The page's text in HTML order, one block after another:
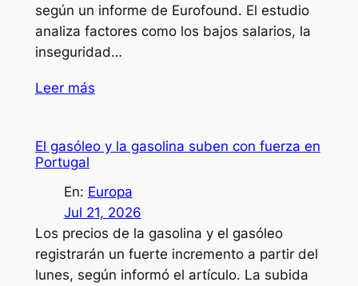
según un informe de Eurofound. El estudio
analiza factores como los bajos salarios, la
inseguridad…
Leer más
El gasóleo y la gasolina suben con fuerza en
Portugal
En: Europa
Jul 21, 2026
Los precios de la gasolina y el gasóleo
registrarán un fuerte incremento a partir del
lunes, según informó el artículo. La subida